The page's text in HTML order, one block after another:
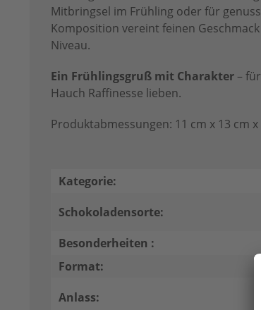
Mitbringsel im Frühling oder für
Komposition vereint feinen
Niveau.
Ein Frühlingsgruß mit Charakter –
Hauch Raffinesse lieben.
Produktabmessungen: 11 cm x 13 cm x
Kategorie:
Schokoladensorte:
Besonderheiten :
Format:
Anlass: